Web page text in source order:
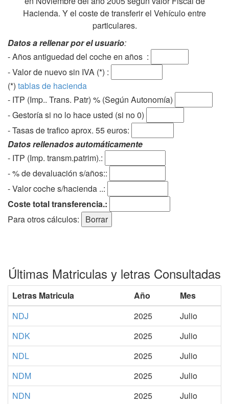
Hacienda. Y el coste de transferir el Vehículo entre
particulares.
Datos a rellenar por el usuario:
- Años antiguedad del coche en años :
- Valor de nuevo sin IVA (*) :
(*) tablas de hacienda
- ITP (Imp.. Trans. Patr) % (Según Autonomía)
- Gestoría si no lo hace usted (si no 0)
-Tasas de trafico aprox. 55 euros:
Datos rellenados automáticamente
- ITP (Imp. transm.patrim).:
- % de devaluación s/años::
- Valor coche s/hacienda ..:
Coste total transferencia.:
Para otros cálculos:
Últimas Matriculas y letras Consultadas
Letras Matricula Año
Mes
NDJ
2025
Julio
NDK
2025
Julio
NDL
2025
Julio
NDM
2025
Julio
NDN
2025
Julio